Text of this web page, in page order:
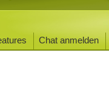
Chat anmelden